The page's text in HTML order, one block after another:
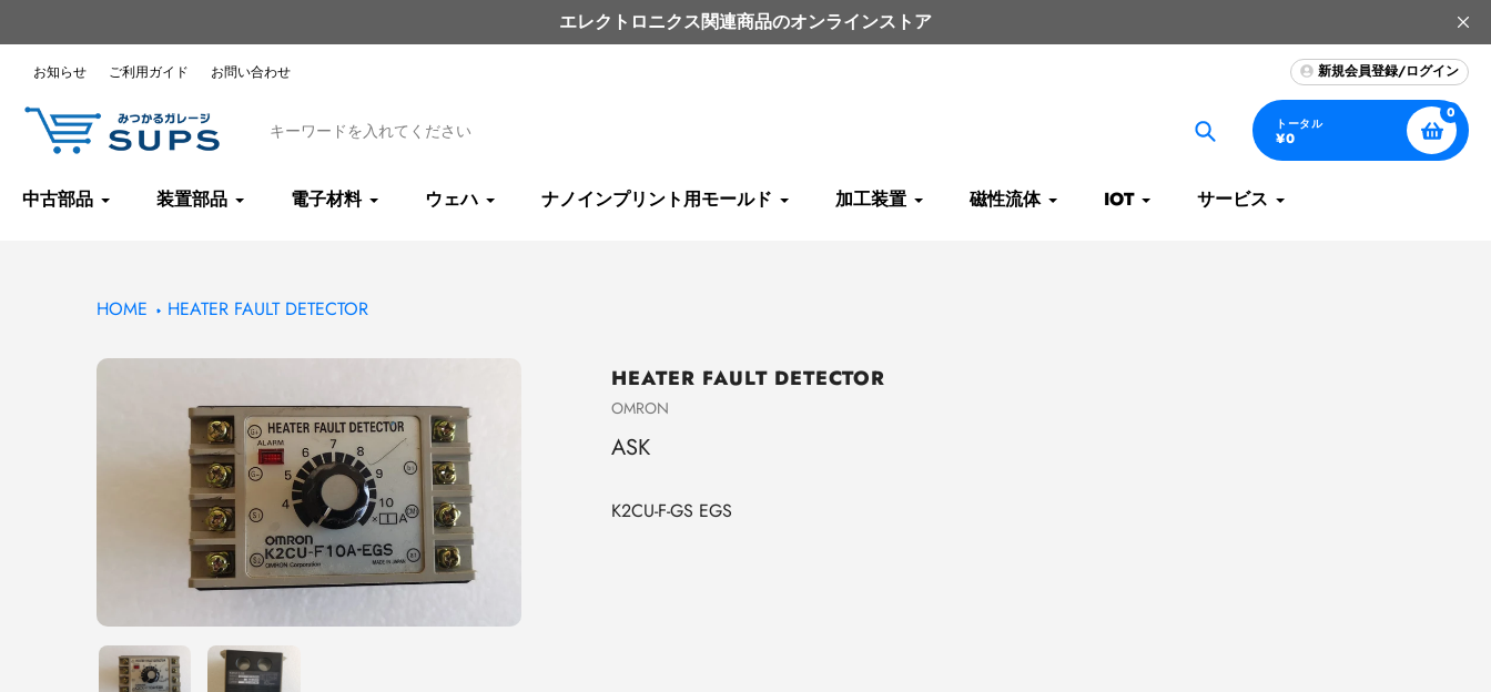
ン
エレクトロニクス関連商品のオンラインストア
お知らせ ご利用ガイド お問い合わせ 新規会員登録/ログイン
トータル
¥0
0
中古部品 装置部品 電子材料 ウェハ ナノインプリント用モールド 加工装置 磁性流体 IOT サービス
HOME HEATER FAULT DETECTOR
HEATER FAULT DETECTOR
売
手
OMRON
ASK
K2CU-F-GS EGS